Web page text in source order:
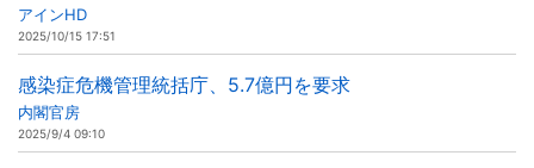
アインHD
2025/10/15 17:51
感染症危機管理統括庁、5.7億円を要求
内閣官房
2025/9/4 09:10